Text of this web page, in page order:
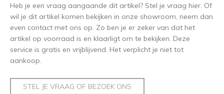
Heb je een vraag aangaande dit artikel? Stel je vraag hier. Of
wil je dit artikel komen bekijken in onze showroom, neem dan
even contact met ons op. Zo ben je er zeker van dat het
artikel op voorraad is en klaarligt om te bekijken. Deze
service is gratis en vrijblijvend. Het verplicht je niet tot
aankoop.
STEL JE VRAAG OF BEZOEK ONS